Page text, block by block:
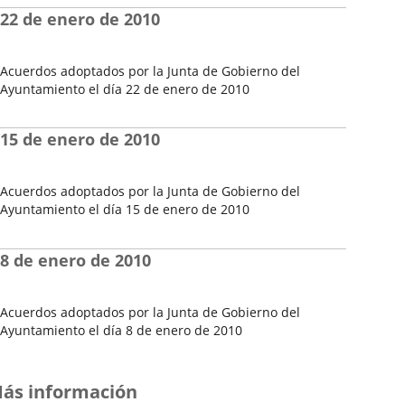
del
Pleno
Acuerdos adoptados por la Junta de Gobierno del
Ayuntamiento el día 22 de enero de 2010
del
Pleno
22 de enero de 2010
Acuerdos adoptados por la Junta de Gobierno del
Ayuntamiento el día 15 de enero de 2010
del
Pleno
15 de enero de 2010
Acuerdos adoptados por la Junta de Gobierno del
Ayuntamiento el día 8 de enero de 2010
Pleno
8 de enero de 2010
información